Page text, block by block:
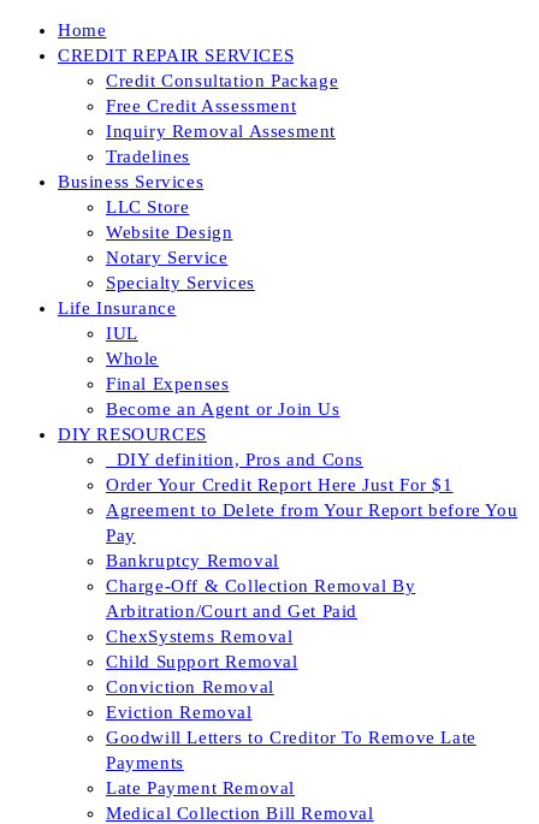
Skip
Home
CREDIT REPAIR SERVICES
Credit Consultation Package
Free Credit Assessment
Inquiry Removal Assesment
Tradelines
Business Services
LLC Store
Website Design
Notary Service
Specialty Services
Life Insurance
IUL
Whole
Final Expenses
Become an Agent or Join Us
DIY RESOURCES
_DIY definition, Pros and Cons
Order Your Credit Report Here Just For $1
Agreement to Delete from Your Report before You
Pay
Bankruptcy Removal
Charge-Off & Collection Removal By
Arbitration/Court and Get Paid
ChexSystems Removal
Child Support Removal
Conviction Removal
Eviction Removal
Goodwill Letters to Creditor To Remove Late
Payments
Late Payment Removal
Medical Collection Bill Removal